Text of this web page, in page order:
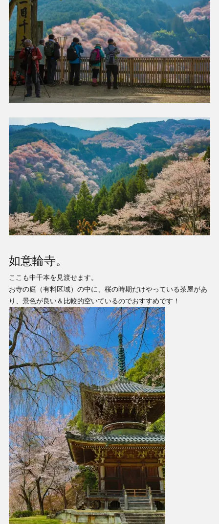
如意輪寺。
ここも中千本を見渡せます。
お寺の庭（有料区域）の中に、桜の時期だけやっている茶屋があ
り、景色が良い＆比較的空いているのでおすすめです！